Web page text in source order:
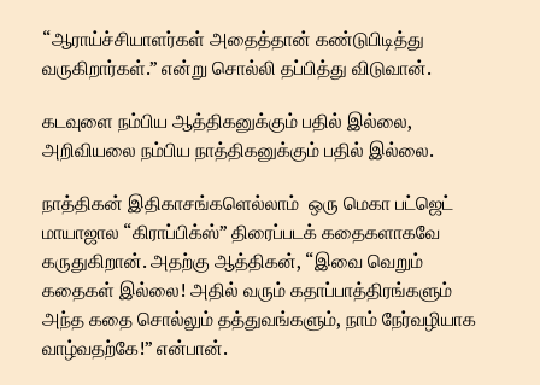
“ஆராய்ச்சியாளர்கள் அதைத்தான் கண்டுபிடித்து
வருகிறார்கள்.” என்று சொல்லி தப்பித்து விடுவான்.
கடவுளை நம்பிய ஆத்திகனுக்கும் பதில் இல்லை,
அறிவியலை நம்பிய நாத்திகனுக்கும் பதில் இல்லை.
நாத்திகன் இதிகாசங்களெல்லாம் ஒரு மெகா பட்ஜெட்
மாயாஜால “கிராப்பிக்ஸ்” திரைப்படக் கதைகளாகவே
கருதுகிறான். அதற்கு ஆத்திகன், “இவை வெறும்
கதைகள் இல்லை! அதில் வரும் கதாப்பாத்திரங்களும்
அந்த கதை சொல்லும் தத்துவங்களும், நாம் நேர்வழியாக
வாழ்வதற்கே!” என்பான்.